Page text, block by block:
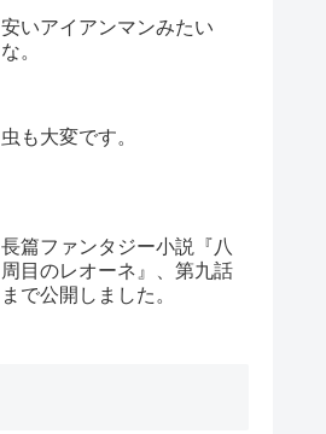
安いアイアンマンみたい
な。
虫も大変です。
長篇ファンタジー小説『八
周目のレオーネ』、第九話
まで公開しました。